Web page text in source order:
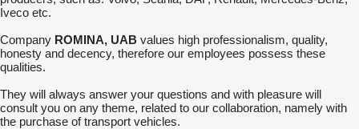
Iveco etc.
Company ROMINA, UAB values high professionalism, quality,
honesty and decency, therefore our employees possess these
qualities.
They will always answer your questions and with pleasure will
consult you on any theme, related to our collaboration, namely with
the purchase of transport vehicles.